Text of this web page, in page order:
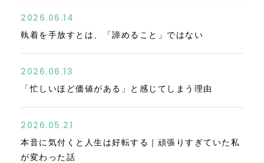
2026.06.14
執着を手放すとは、「諦めること」ではない
2026.06.13
「忙しいほど価値がある」と感じてしまう理由
2026.05.21
本音に気付くと人生は好転する｜頑張りすぎていた私
が変わった話